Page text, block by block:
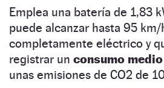
Emplea una batería de 1,83
puede alcanzar hasta 95
completamente eléctrico y
registrar un consumo
unas emisiones de CO2 de